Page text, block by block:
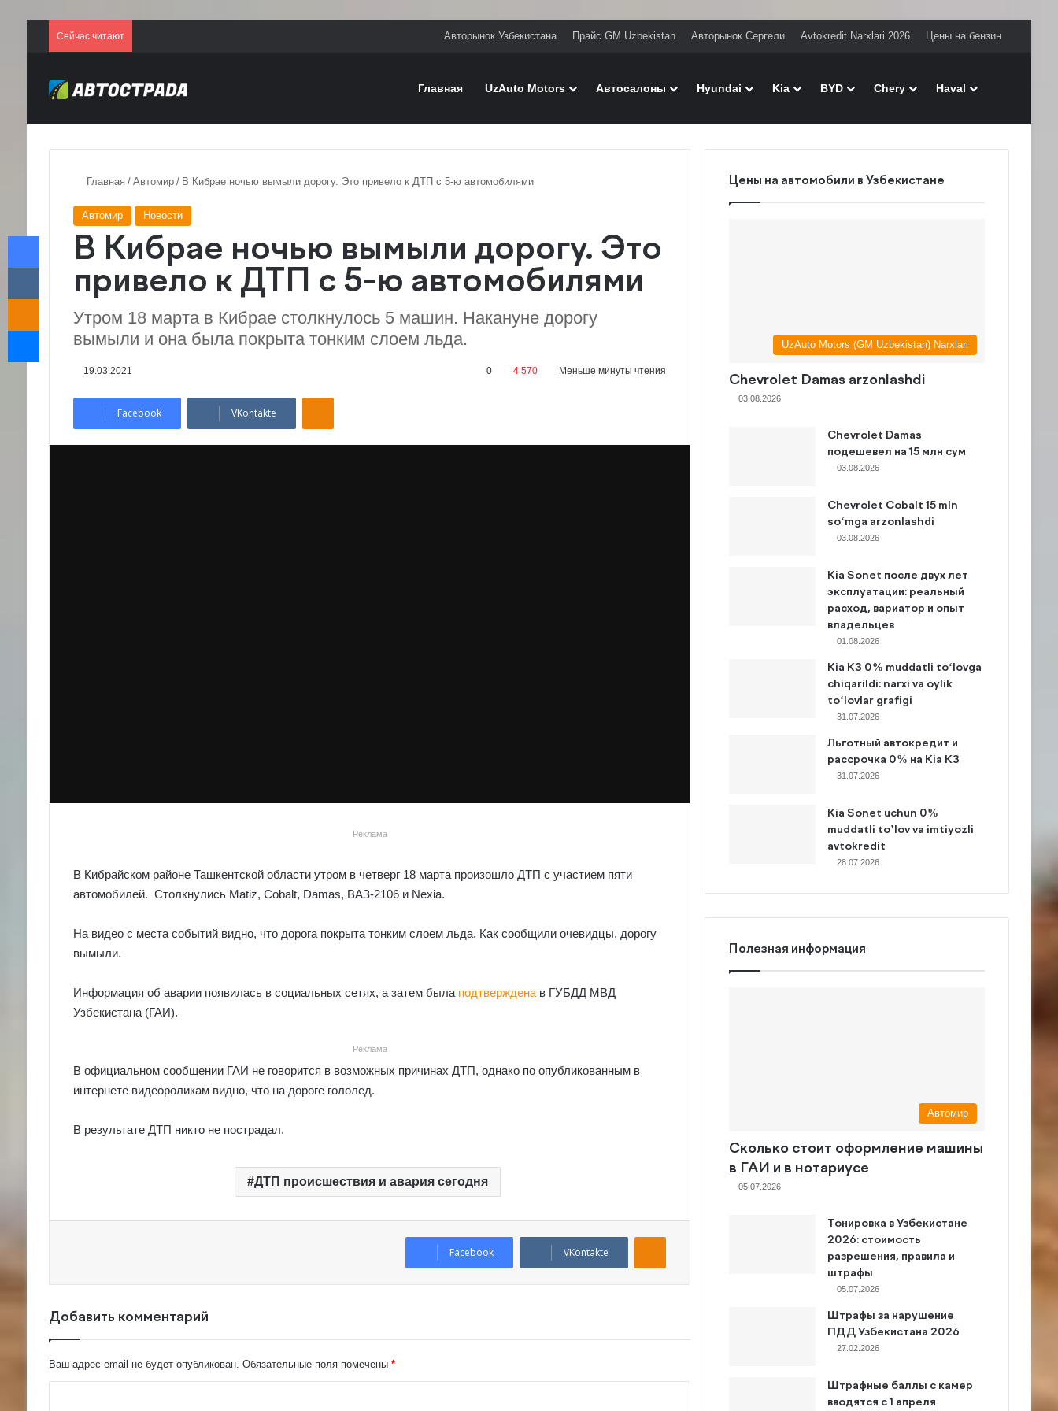
Сейчас читают Авторынок Узбекистана Прайс GM Uzbekistan Авторынок Сергели Avtokredit Narxlari 2026 Цены на бензин
Главная UzAuto Motors Автосалоны Hyundai Kia BYD Chery Haval
Главная / Автомир / В Кибрае ночью вымыли дорогу. Это привело к ДТП с 5-ю автомобилями
Автомир Новости
В Кибрае ночью вымыли дорогу. Это
привело к ДТП с 5-ю автомобилями
Утром 18 марта в Кибрае столкнулось 5 машин. Накануне дорогу
вымыли и она была покрыта тонким слоем льда.
19.03.2021 0 4 570 Меньше минуты чтения
Facebook VKontakte
Odnoklassniki
Реклама
В Кибрайском районе Ташкентской области утром в четверг 18 марта произошло ДТП с участием пяти
автомобилей. Столкнулись Matiz, Cobalt, Damas, ВАЗ-2106 и Nexia.
На видео с места событий видно, что дорога покрыта тонким слоем льда. Как сообщили очевидцы, дорогу
вымыли.
Информация об аварии появилась в социальных сетях, а затем была подтвержденав ГУБДД МВД
Узбекистана (ГАИ).
Реклама
В официальном сообщении ГАИ не говорится в возможных причинах ДТП, однако по опубликованным в
интернете видеороликам видно, что на дороге гололед.
В результате ДТП никто не пострадал.
ДТП происшествия и авария сегодня
Facebook VKontakte
Добавить комментарий
Ваш адрес email не будет опубликован. Обязательные поля помечены *
Цены на автомобили в Узбекистане
UzAuto Motors (GM Uzbekistan) Narxlari
Chevrolet Damas arzonlashdi
03.08.2026
Chevrolet Damas
подешевел на 15 млн сум
03.08.2026
Chevrolet Cobalt 15 mln
so‘mga arzonlashdi
03.08.2026
Kia Sonet после двух лет
эксплуатации: реальный
расход, вариатор и опыт
владельцев
01.08.2026
Kia K3 0% muddatli to‘lovga
chiqarildi: narxi va oylik
to‘lovlar grafigi
31.07.2026
Льготный автокредит и
рассрочка 0% на Kia K3
31.07.2026
Kia Sonet uchun 0%
muddatli to’lov va imtiyozli
avtokredit
28.07.2026
Полезная информация
Автомир
Сколько стоит оформление машины
в ГАИ и в нотариусе
05.07.2026
Тонировка в Узбекистане
2026: стоимость
разрешения, правила и
штрафы
05.07.2026
Штрафы за нарушение
ПДД Узбекистана 2026
27.02.2026
Штрафные баллы с камер
вводятся с 1 апреля
Facebook
Odnoklassniki